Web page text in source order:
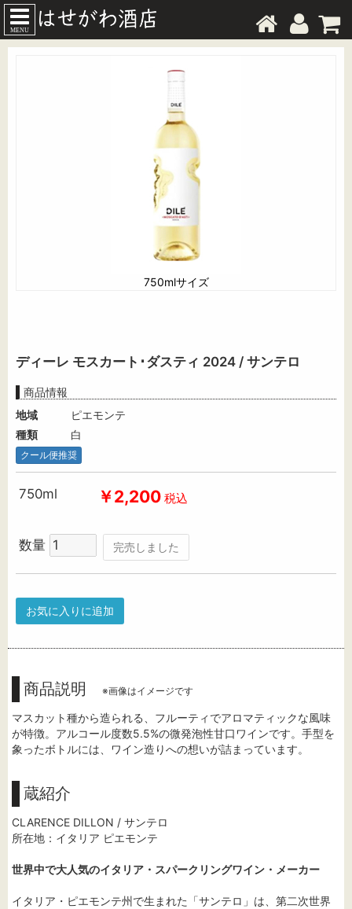
MENU
750mlサイズ
ディーレ モスカート･ダスティ 2024 / サンテロ
商品情報
地域
ピエモンテ
種類
白
クール便推奨
750ml ￥2,200 税込
数量 完売しました
お気に入りに追加
商品説明 ※画像はイメージです
マスカット種から造られる、フルーティでアロマティックな風味
が特徴。アルコール度数5.5%の微発泡性甘口ワインです。手型を
象ったボトルには、ワイン造りへの想いが詰まっています。
蔵紹介
CLARENCE DILLON / サンテロ
所在地：イタリア ピエモンテ
世界中で大人気のイタリア・スパークリングワイン・メーカー
イタリア・ピエモンテ州で生まれた「サンテロ」は、第二次世界